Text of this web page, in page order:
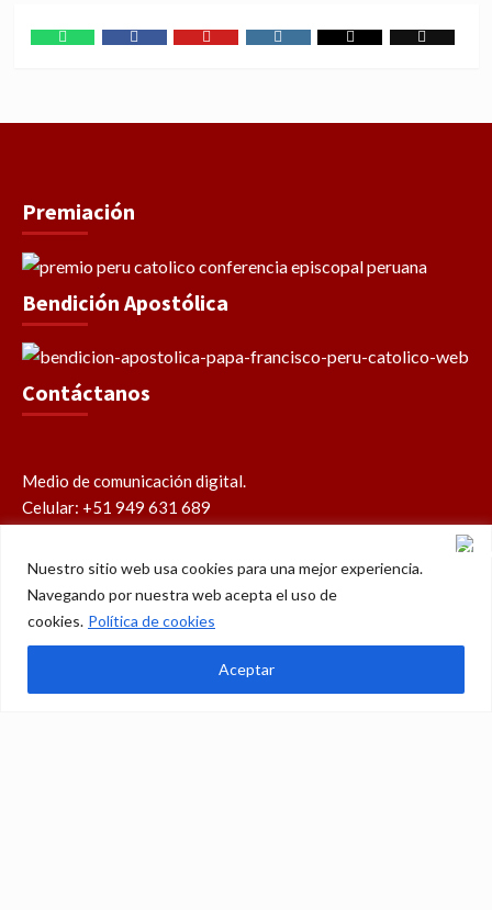
Nuestro sitio web usa cookies para una mejor experiencia.
Navegando por nuestra web acepta el uso de
cookies. Política de cookies
Aceptar
Premiación
Bendición Apostólica
Contáctanos
Medio de comunicación digital.
Celular: +51 949 631 689
prensa@perucatolico.com
www.perucatolico.com
«14 años evangelizando el Perú»